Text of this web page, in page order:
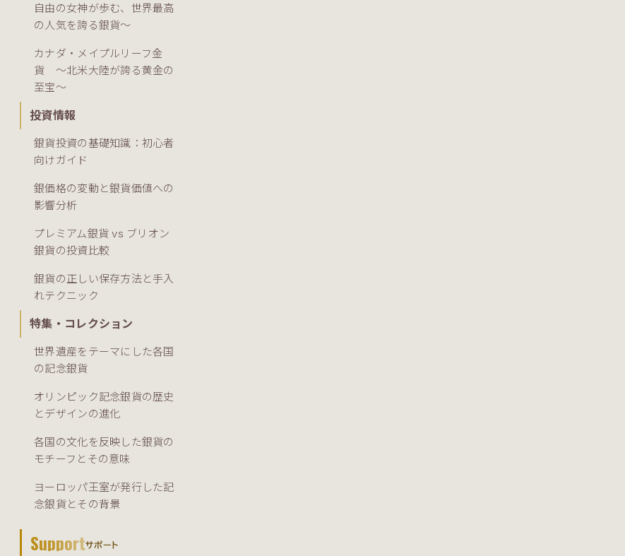
自由の女神が歩む、世界最高
の人気を誇る銀貨～
カナダ・メイプルリーフ金
貨 ～北米大陸が誇る黄金の
至宝～
投資情報
銀貨投資の基礎知識：初心者
向けガイド
銀価格の変動と銀貨価値への
影響分析
プレミアム銀貨 vs ブリオン
銀貨の投資比較
銀貨の正しい保存方法と手入
れテクニック
特集・コレクション
世界遺産をテーマにした各国
の記念銀貨
オリンピック記念銀貨の歴史
とデザインの進化
各国の文化を反映した銀貨の
モチーフとその意味
ヨーロッパ王室が発行した記
念銀貨とその背景
Supportサポート